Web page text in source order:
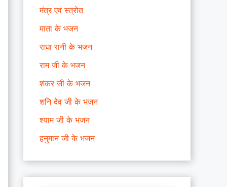
मंत्र एवं स्त्रोत
माता के भजन
राधा रानी के भजन
राम जी के भजन
शंकर जी के भजन
शनि देव जी के भजन
श्याम जी के भजन
हनुमान जी के भजन